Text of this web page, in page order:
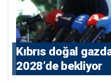
Kıbrıs doğal
2028’de bekliyor